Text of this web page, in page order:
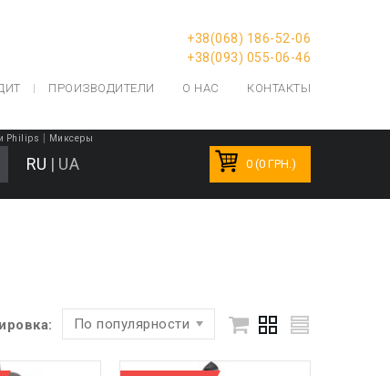
+38(068) 186-52-06
+38(093) 055-06-46
ПРОИЗВОДИТЕЛИ О НАС КОНТАКТЫ
Philips Миксеры
RU | UA 0 (0 ГРН.)
По популярности